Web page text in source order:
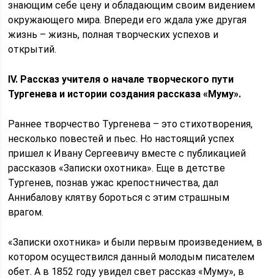
знающим себе цену и обладающим своим видением
окружающего мира. Впереди его ждала уже другая
жизнь – жизнь, полная творческих успехов и
открытий.
IV. Рассказ учителя о начале творческого пути
Тургенева и истории создания рассказа «Муму».
Раннее творчество Тургенева – это стихотворения,
несколько повестей и пьес. Но настоящий успех
пришел к Ивану Сергеевичу вместе с публикацией
рассказов «Записки охотника». Еще в детстве
Тургенев, познав ужас крепостничества, дал
Аннибалову клятву бороться с этим страшным
врагом.
«Записки охотника» и были первым произведением, в
котором осуществился данный молодым писателем
обет. А в 1852 году увидел свет рассказ «Муму», в